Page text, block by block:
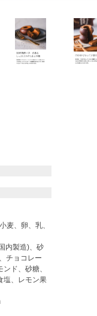
麦、卵、乳、
内製造)、砂
チョコレー
ド、砂糖、
塩、レモン果